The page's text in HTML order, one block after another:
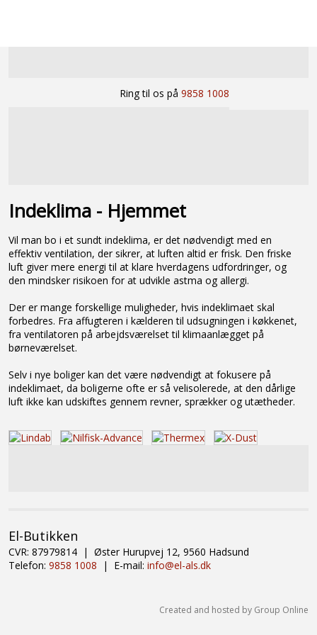
Ring til os på9858 1008
Indeklima - Hjemmet
Vil man bo i et sundt indeklima, er det nødvendigt med en
effektiv ventilation, der sikrer, at luften altid er frisk. Den friske
luft giver mere energi til at klare hverdagens udfordringer, og
den mindsker risikoen for at udvikle astma og allergi.
Der er mange forskellige muligheder, hvis indeklimaet skal
forbedres. Fra affugteren i kælderen til udsugningen i køkkenet,
fra ventilatoren på arbejdsværelset til klimaanlægget på
børneværelset.
Selv i nye boliger kan det være nødvendigt at fokusere på
indeklimaet, da boligerne ofte er så velisolerede, at den dårlige
luft ikke kan udskiftes gennem revner, sprækker og utætheder.
​El-Butikken
CVR: 87979814 | Øster Hurupvej 12, 9560 Hadsund
Telefon: 9858 1008 | E-mail: info@el-als.dk
Created and hosted by Group Online